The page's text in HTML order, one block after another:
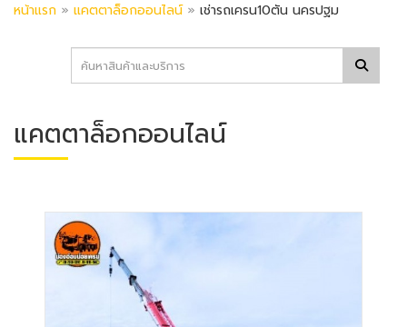
หน้าแรก » แคตตาล็อกออนไลน์ » เช่ารถเครน10ตัน นครปฐม
แคตตาล็อกออนไลน์